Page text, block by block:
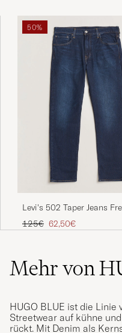
50%
Levi's 502 Taper Jeans
Bird
Regulärer Preis
125€ Reduzierter Preis
62,50€
Mehr von
HUGO BLUE ist die Linie
Streetwear auf kühne
rückt. Mit Denim als